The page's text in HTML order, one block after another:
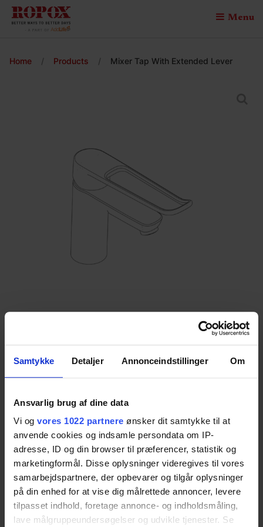
Samtykke Detaljer Annonceindstillinger Om
Ansvarlig brug af dine data
Vi og vores 1022 partnere ønsker dit samtykke til at
anvende cookies og indsamle persondata om IP-
adresse, ID og din browser til præferencer, statistik og
marketingformål. Disse oplysninger videregives til vores
samarbejdspartnere, der opbevarer og tilgår oplysninger
på din enhed for at vise dig målrettede annoncer, levere
tilpasset indhold, foretage annonce- og indholdsmåling,
lave målgruppeundersøgelser og udvikle tjenester. Se
Menu
Home / Products / Mixer Tap With Extended Lever
Mixer Tap With
Extended Lever
The Oras Clinica mixer tap with a fixed 180 mm
extended lever for enhanced accessibility. This
mixer tap is compatible with AdaptLine,
StandardLine, SlimLine and SupportLine
washbasins.
Item no.:40-44039